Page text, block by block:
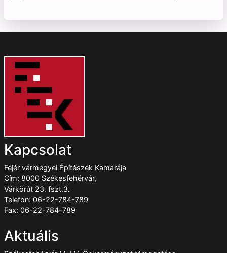
Kapcsolat
Fejér vármegyei Építészek Kamarája
Cím: 8000 Székesfehérvár,
Várkörút 23. fszt.3.
Telefon: 06-22-784-789
Fax: 06-22-784-789
Aktuális